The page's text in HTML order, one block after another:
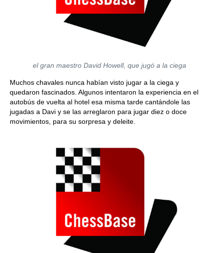
el gran maestro David Howell, que jugó a la ciega
Muchos chavales nunca habían visto jugar a la ciega y
quedaron fascinados. Algunos intentaron la experiencia en el
autobús de vuelta al hotel esa misma tarde cantándole las
jugadas a Davi y se las arreglaron para jugar diez o doce
movimientos, para su sorpresa y deleite.